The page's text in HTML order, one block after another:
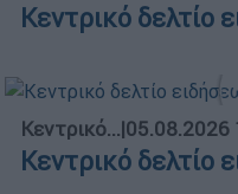
Κεντρικό δελτίο
Κεντρικό...|05.08.2026
Κεντρικό δελτίο